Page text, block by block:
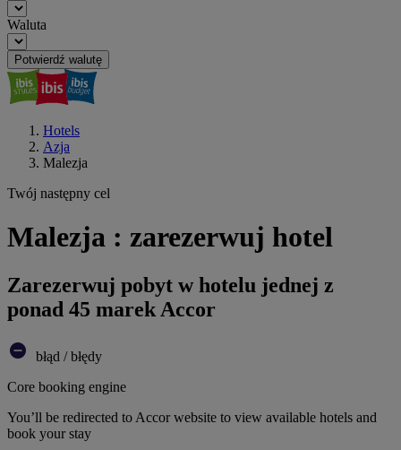
Waluta
Potwierdź walutę
Hotels
Azja
Malezja
Twój następny cel
Malezja : zarezerwuj hotel
Zarezerwuj pobyt w hotelu jednej z
ponad 45 marek Accor
błąd / błędy
Core booking engine
You’ll be redirected to Accor website to view available hotels and
book your stay